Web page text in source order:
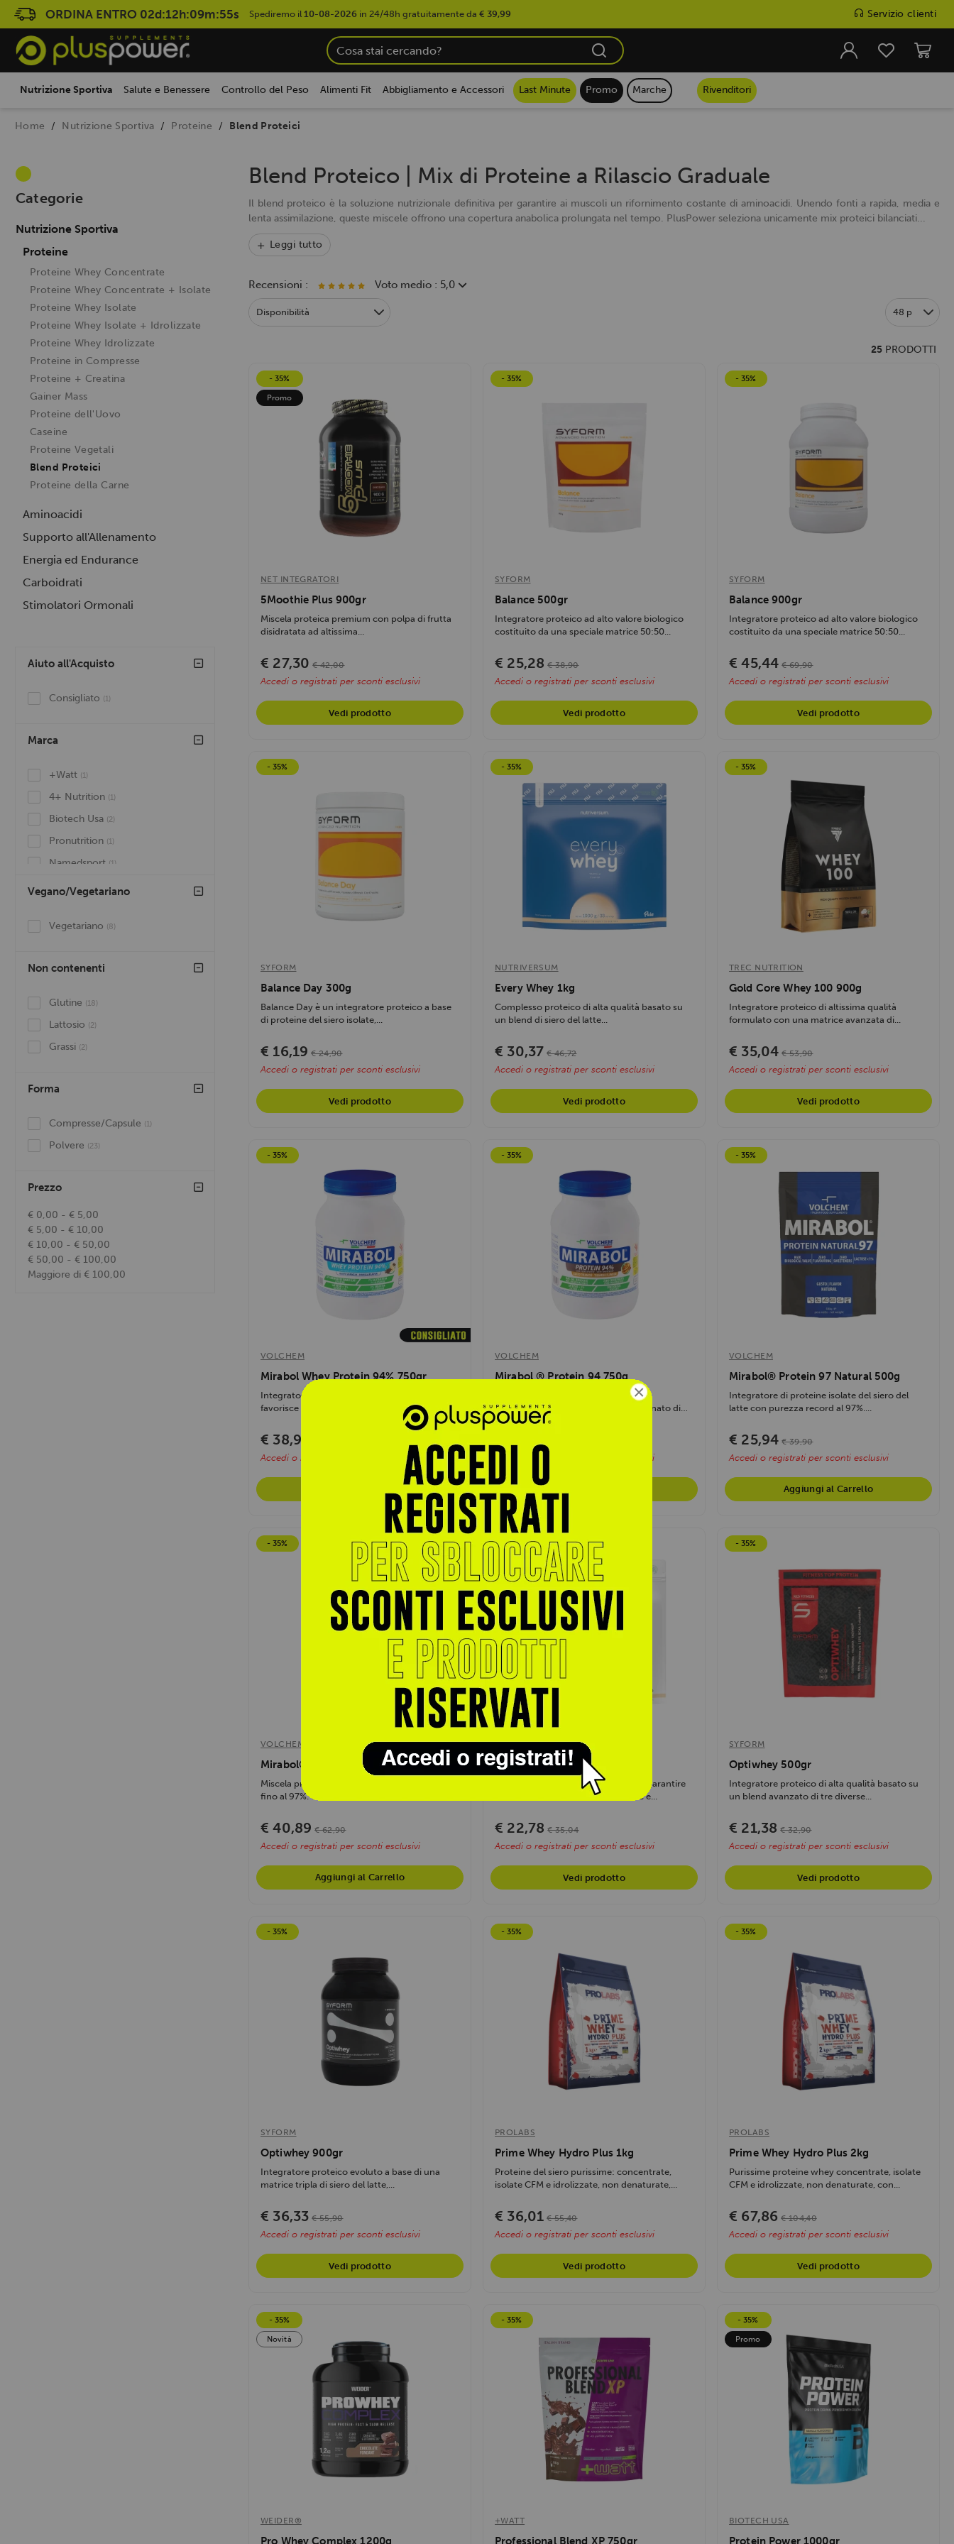
×
ORDINA ENTRO 02d:12h:09m:53s Spediremo il 10-08-2026 in 24/48h gratuitamente da € 39,99 Servizio clienti
Nutrizione Sportiva Salute e Benessere Controllo del Peso Alimenti Fit Abbigliamento e Accessori Last Minute Promo Marche Rivenditori
Home Nutrizione Sportiva Proteine Blend Proteici
Categorie
Nutrizione Sportiva
Proteine
Proteine Whey Concentrate
Proteine Whey Concentrate + Isolate
Proteine Whey Isolate
Proteine Whey Isolate + Idrolizzate
Proteine Whey Idrolizzate
Proteine in Compresse
Proteine + Creatina
Gainer Mass
Proteine dell'Uovo
Caseine
Proteine Vegetali
Blend Proteici
Proteine della Carne
Aminoacidi
Supporto all'Allenamento
Energia ed Endurance
Carboidrati
Stimolatori Ormonali
Aiuto all'Acquisto
Consigliato (1)
Marca
+Watt (1)
4+ Nutrition (1)
Biotech Usa (2)
Pronutrition (1)
Namedsport (1)
Net Integratori
Trec Nutrition Group
Nutriversum
Vegano/Vegetariano
Vegetariano (8)
Non contenenti
Glutine (18)
Lattosio (2)
Grassi (2)
Forma
Compresse/Capsule (1)
Polvere (23)
Prezzo
€ 0,00 - € 5,00
€ 5,00 - € 10,00
€ 10,00 - € 50,00
€ 50,00 - € 100,00
Maggiore di € 100,00
Blend Proteico | Mix di Proteine a Rilascio Graduale
Il blend proteico è la soluzione nutrizionale definitiva per garantire ai muscoli un rifornimento costante di aminoacidi. Unendo fonti a rapida, media e
lenta assimilazione, queste miscele offrono una copertura anabolica prolungata nel tempo. PlusPower seleziona unicamente mix proteici bilanciati...
Leggi tutto
Recensioni : Voto medio : 5,0
Disponibilità 48 p
25 PRODOTTI
- 35%
Promo
NET INTEGRATORI
5Moothie Plus 900gr
Miscela proteica premium con polpa di frutta
disidratata ad altissima...
€ 27,30 € 42,00
Accedi o registrati per sconti esclusivi
Vedi prodotto
- 35%
SYFORM
Balance 500gr
Integratore proteico ad alto valore biologico
costituito da una speciale matrice 50:50...
€ 25,28 € 38,90
Accedi o registrati per sconti esclusivi
Vedi prodotto
- 35%
SYFORM
Balance 900gr
Integratore proteico ad alto valore biologico
costituito da una speciale matrice 50:50...
€ 45,44 € 69,90
Accedi o registrati per sconti esclusivi
Vedi prodotto
- 35%
SYFORM
Balance Day 300g
Balance Day è un integratore proteico a base
di proteine del siero isolate,...
€ 16,19 € 24,90
Accedi o registrati per sconti esclusivi
Vedi prodotto
- 35%
NUTRIVERSUM
Every Whey 1kg
Complesso proteico di alta qualità basato su
un blend di siero del latte...
€ 30,37 € 46,72
Accedi o registrati per sconti esclusivi
Vedi prodotto
- 35%
TREC NUTRITION
Gold Core Whey 100 900g
Integratore proteico di altissima qualità
formulato con una matrice avanzata di...
€ 35,04 € 53,90
Accedi o registrati per sconti esclusivi
Vedi prodotto
- 35%
VOLCHEM
Mirabol Whey Protein 94% 750gr
Integratore di sieroproteine isolate al 94%,
favorisce crescita muscolare, recupero...
€ 38,93
Accedi o registrati per sconti esclusivi
- 35%
VOLCHEM
Mirabol ® Protein 94 750g
Integratore proteico ad altissima
concentrazione (94%) a base di caseinato di
calcio e...
€ 40,89
Accedi o registrati per sconti esclusivi
- 35%
VOLCHEM
Mirabol® Protein 97 Natural 500g
Integratore di proteine isolate del siero del
latte con purezza record al 97%....
€ 25,94 € 39,90
Accedi o registrati per sconti esclusivi
Aggiungi al Carrello
- 35%
VOLCHEM
Mirabol® Protein 97 Natural 750g
Miscela proteica d'eccellenza con una purezza
fino al 97%. Combina siero isolato,...
€ 40,89 € 62,90
Accedi o registrati per sconti esclusivi
Aggiungi al Carrello
- 35%
NUTRIVERSUM
Mix Pro 1kg
Mix Pro combina 5 diverse fonti per garantire
un nutrimento muscolare costante e...
€ 22,78 € 35,04
Accedi o registrati per sconti esclusivi
Vedi prodotto
- 35%
SYFORM
Optiwhey 500gr
Integratore proteico di alta qualità basato su
un blend avanzato di tre diverse...
€ 21,38 € 32,90
Accedi o registrati per sconti esclusivi
Vedi prodotto
- 35%
SYFORM
Optiwhey 900gr
Integratore proteico evoluto a base di una
matrice tripla di siero del latte,...
€ 36,33 € 55,90
Accedi o registrati per sconti esclusivi
Vedi prodotto
- 35%
PROLABS
Prime Whey Hydro Plus 1kg
Proteine del siero purissime: concentrate,
isolate CFM e idrolizzate, non denaturate,...
€ 36,01 € 55,40
Accedi o registrati per sconti esclusivi
Vedi prodotto
- 35%
PROLABS
Prime Whey Hydro Plus 2kg
Purissime proteine whey concentrate, isolate
CFM e idrolizzate, non denaturate, con...
€ 67,86 € 104,40
Accedi o registrati per sconti esclusivi
Vedi prodotto
- 35%
Novità
WEIDER®
Pro Whey Complex 1200g
- 35%
+WATT
Professional Blend XP 750gr
- 35%
Promo
BIOTECH USA
Protein Power 1000gr